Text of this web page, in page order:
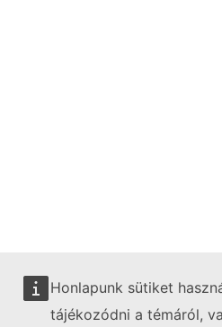
Honlapunk sütiket
tájékozódni a témáról,